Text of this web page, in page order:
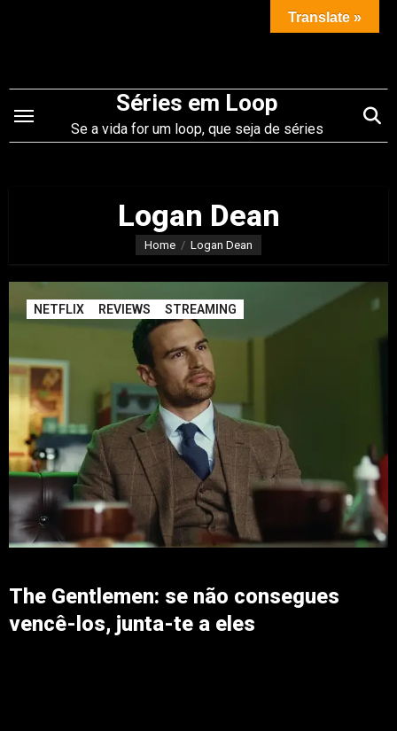
conteúdo
Séries em Loop
Se a vida for um loop, que seja de séries
Logan Dean
Home Logan Dean
NETFLIX REVIEWS STREAMING
The Gentlemen: se não consegues
vencê-los, junta-te a eles
Translate »